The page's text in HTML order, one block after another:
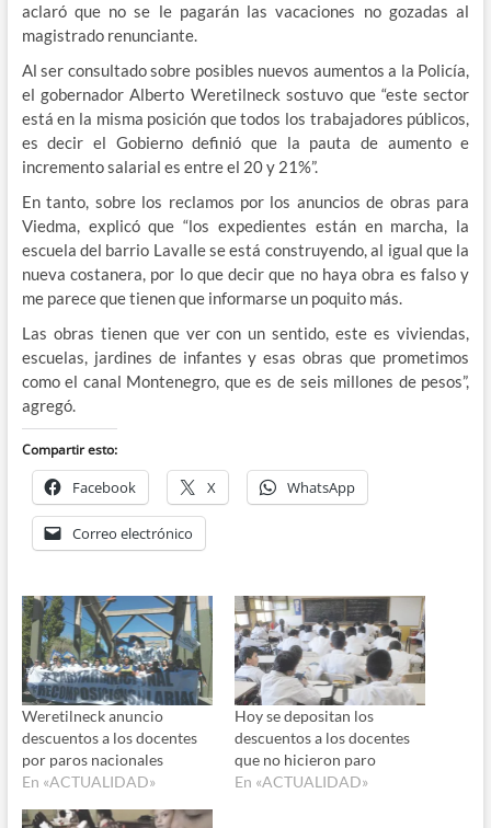
aclaró que no se le pagarán las vacaciones no gozadas al
magistrado renunciante.
Al ser consultado sobre posibles nuevos aumentos a la Policía,
el gobernador Alberto Weretilneck sostuvo que “este sector
está en la misma posición que todos los trabajadores públicos,
es decir el Gobierno definió que la pauta de aumento e
incremento salarial es entre el 20 y 21%”.
En tanto, sobre los reclamos por los anuncios de obras para
Viedma, explicó que “los expedientes están en marcha, la
escuela del barrio Lavalle se está construyendo, al igual que la
nueva costanera, por lo que decir que no haya obra es falso y
me parece que tienen que informarse un poquito más.
Las obras tienen que ver con un sentido, este es viviendas,
escuelas, jardines de infantes y esas obras que prometimos
como el canal Montenegro, que es de seis millones de pesos”,
agregó.
Compartir esto:
Facebook X WhatsApp
Correo electrónico
Weretilneck anuncio
descuentos a los docentes
por paros nacionales
En «ACTUALIDAD»
Hoy se depositan los
descuentos a los docentes
que no hicieron paro
En «ACTUALIDAD»